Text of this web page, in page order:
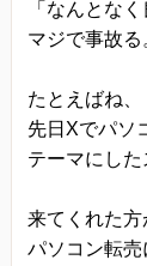
「なんとな
マジで事故る
たとえばね、
先日Xでパソ
テーマにし
来てくれた方
パソコン転売